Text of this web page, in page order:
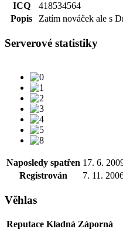
ICQ
418534564
Popis
Zatím nováček ale s
Serverové statistiky
Naposledy spatřen 17. 6.
Registrován
7. 11.
Věhlas
Reputace Kladná Záporná